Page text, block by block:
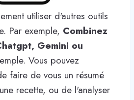
utiliser d'autres outils
Par exemple, Combinez
Gemini ou
Vous pouvez
faire de vous un résumé
recette, ou de l'analyser